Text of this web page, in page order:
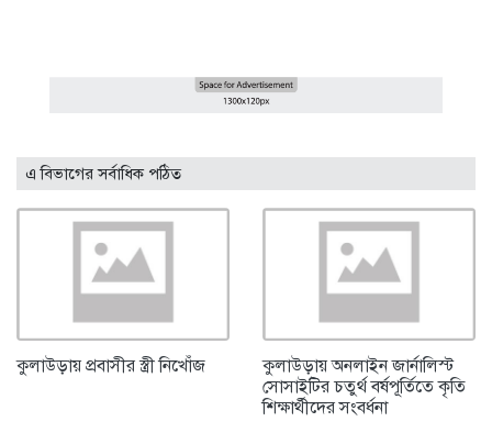
এ বিভাগের সর্বাধিক পঠিত
কুলাউড়ায় প্রবাসীর স্ত্রী নিখোঁজ
কুলাউড়ায় অনলাইন জার্নালিস্ট
সোসাইটির চতুর্থ বর্ষপূর্তিতে কৃতি
শিক্ষার্থীদের সংবর্ধনা